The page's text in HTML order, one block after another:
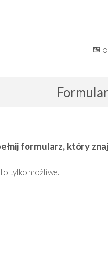
formularz, który
tylko możliwe.